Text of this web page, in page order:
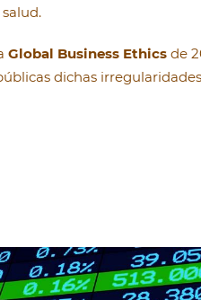
Global Business Ethics de
dichas